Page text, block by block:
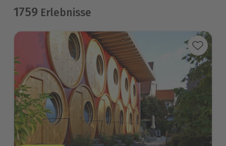
1759 Erlebnisse